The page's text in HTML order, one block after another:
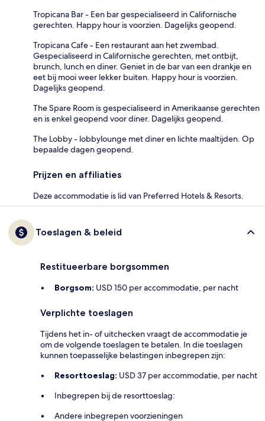
Tropicana Bar - Een bar gespecialiseerd in Californische
gerechten. Happy hour is voorzien. Dagelijks geopend.
Tropicana Cafe - Een restaurant aan het zwembad.
Gespecialiseerd in Californische gerechten, met ontbijt,
brunch, lunch en diner. Geniet in de bar van een drankje en
eet bij mooi weer lekker buiten. Happy hour is voorzien.
Dagelijks geopend.
The Spare Room is gespecialiseerd in Amerikaanse gerechten
en is enkel geopend voor diner. Dagelijks geopend.
The Lobby - lobbylounge met diner en lichte maaltijden. Op
bepaalde dagen geopend.
Prijzen en affiliaties
Deze accommodatie is lid van Preferred Hotels & Resorts.
Toeslagen & beleid
Restitueerbare borgsommen
Borgsom: USD 150 per accommodatie, per nacht
Verplichte toeslagen
Tijdens het in- of uitchecken vraagt de accommodatie je
om de volgende toeslagen te betalen. In die toeslagen
kunnen toepasselijke belastingen inbegrepen zijn:
Resorttoeslag: USD 37 per accommodatie, per nacht
Inbegrepen bij de resorttoeslag:
Andere inbegrepen voorzieningen